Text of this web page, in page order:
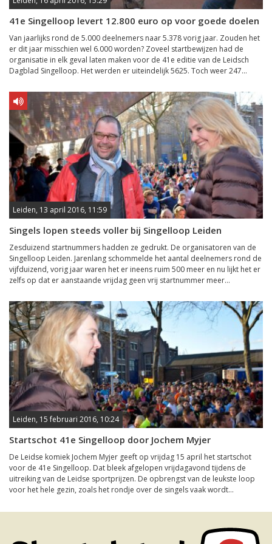
41e Singelloop levert 12.800 euro op voor goede doelen
Van jaarlijks rond de 5.000 deelnemers naar 5.378 vorig jaar. Zouden het
er dit jaar misschien wel 6.000 worden? Zoveel startbewijzen had de
organisatie in elk geval laten maken voor de 41e editie van de Leidsch
Dagblad Singelloop. Het werden er uiteindelijk 5625. Toch weer 247...
Leiden, 13 april 2016, 11:59
Singels lopen steeds voller bij Singelloop Leiden
Zesduizend startnummers hadden ze gedrukt. De organisatoren van de
Singelloop Leiden. Jarenlang schommelde het aantal deelnemers rond de
vijfduizend, vorig jaar waren het er ineens ruim 500 meer en nu lijkt het er
zelfs op dat er aanstaande vrijdag geen vrij startnummer meer...
Leiden, 15 februari 2016, 10:24
Startschot 41e Singelloop door Jochem Myjer
De Leidse komiek Jochem Myjer geeft op vrijdag 15 april het startschot
voor de 41e Singelloop. Dat bleek afgelopen vrijdagavond tijdens de
uitreiking van de Leidse sportprijzen. De opbrengst van de leukste loop
voor het hele gezin, zoals het rondje over de singels vaak wordt...